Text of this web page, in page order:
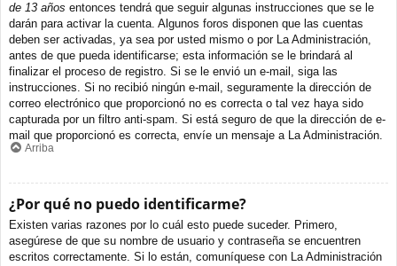
de 13 años entonces tendrá que seguir algunas instrucciones que se le
darán para activar la cuenta. Algunos foros disponen que las cuentas
deben ser activadas, ya sea por usted mismo o por La Administración,
antes de que pueda identificarse; esta información se le brindará al
finalizar el proceso de registro. Si se le envió un e-mail, siga las
instrucciones. Si no recibió ningún e-mail, seguramente la dirección de
correo electrónico que proporcionó no es correcta o tal vez haya sido
capturada por un filtro anti-spam. Si está seguro de que la dirección de e-
mail que proporcionó es correcta, envíe un mensaje a La Administración.
Arriba
¿Por qué no puedo identificarme?
Existen varias razones por lo cuál esto puede suceder. Primero,
asegúrese de que su nombre de usuario y contraseña se encuentren
escritos correctamente. Si lo están, comuníquese con La Administración